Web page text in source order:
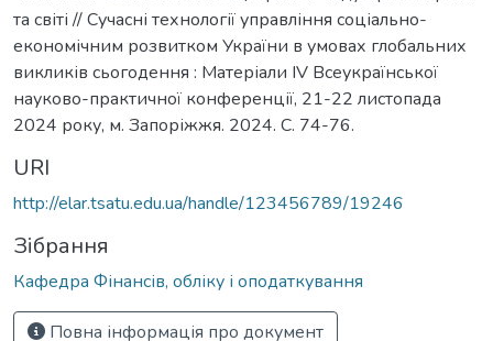
та світі // Сучасні технології управління соціально-
економічним розвитком України в умовах глобальних
викликів сьогодення : Матеріали ІV Всеукраїнської
науково-практичної конференції, 21-22 листопада
2024 року, м. Запоріжжя. 2024. С. 74-76.
URI
http://elar.tsatu.edu.ua/handle/123456789/19246
Зібрання
Кафедра Фінансів, обліку і оподаткування
Повна інформація про документ